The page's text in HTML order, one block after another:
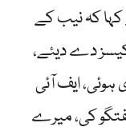
کہا کہ نیب کے
دے دیئے،
ایف آئی
کی، میرے